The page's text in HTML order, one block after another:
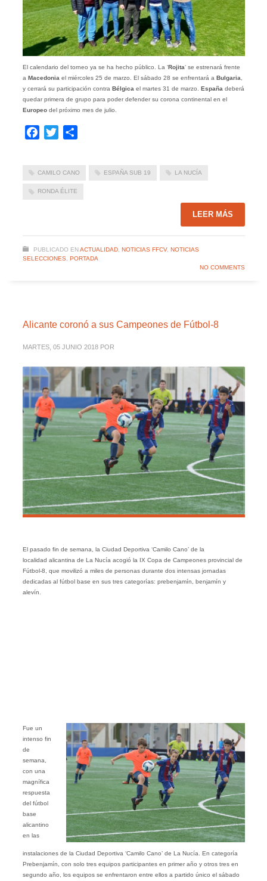
El calendario del torneo ya se ha hecho público. La ‘Rojita‘ se estrenará frente
a Macedonia el miércoles 25 de marzo. El sábado 28 se enfrentará a Bulgaria
y cerrará su participación contra Bélgica el martes 31 de marzo. España deberá
quedar primera de grupo para poder defender su corona continental en el
Europeodel próximo mes de julio.
Facebook
Twitter
CAMILO CANO ESPAÑA SUB 19 LA NUCÍA
RONDA ÉLITE
LEER MÁS
PUBLICADO EN ACTUALIDAD, NOTICIAS FFCV, NOTICIAS
SELECCIONES, PORTADA
NO COMMENTS
Alicante coronó a sus Campeones de Fútbol-8
MARTES, 05 JUNIO 2018 POR
El pasado fin de semana, la Ciudad Deportiva ‘Camilo Cano’ de la
localidad alicantina de La Nucía acogió la IX Copa de Campeones provincial de
Fútbol-8, que movilizó a miles de personas durante dos intensas jornadas
dedicadas al fútbol base en sus tres categorías: prebenjamín, benjamín y
alevín.
Fue un
intenso fin
de
semana,
con una
magnífica
respuesta
del fútbol
base
alicantino
en las
instalaciones de la Ciudad Deportiva ‘Camilo Cano’ de La Nucía. En categoría
Prebenjamín, con solo tres equipos participantes en primer año y otros tres en
segundo año, los equipos se enfrentaron entre ellos a partido único el sábado